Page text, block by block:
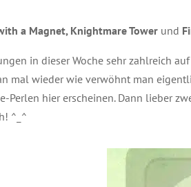
a Magnet, Knightmare Tower und
in dieser Woche sehr zahlreich
mal wieder wie verwöhnt man
hier erscheinen. Dann lieber
^_^